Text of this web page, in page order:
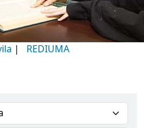
| REDIUMA